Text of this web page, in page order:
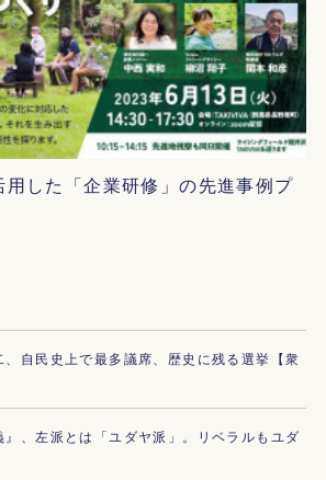
した「企業研修」の先進事例プ
自民史上で最多議席、歴史に残る選挙【衆
、左派とは「ユダヤ派」。リベラルもユダ